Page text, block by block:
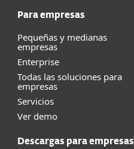
Para empresas
Pequeñas y medianas
empresas
Enterprise
Todas las soluciones para
empresas
Servicios
Ver demo
Descargas para empresas